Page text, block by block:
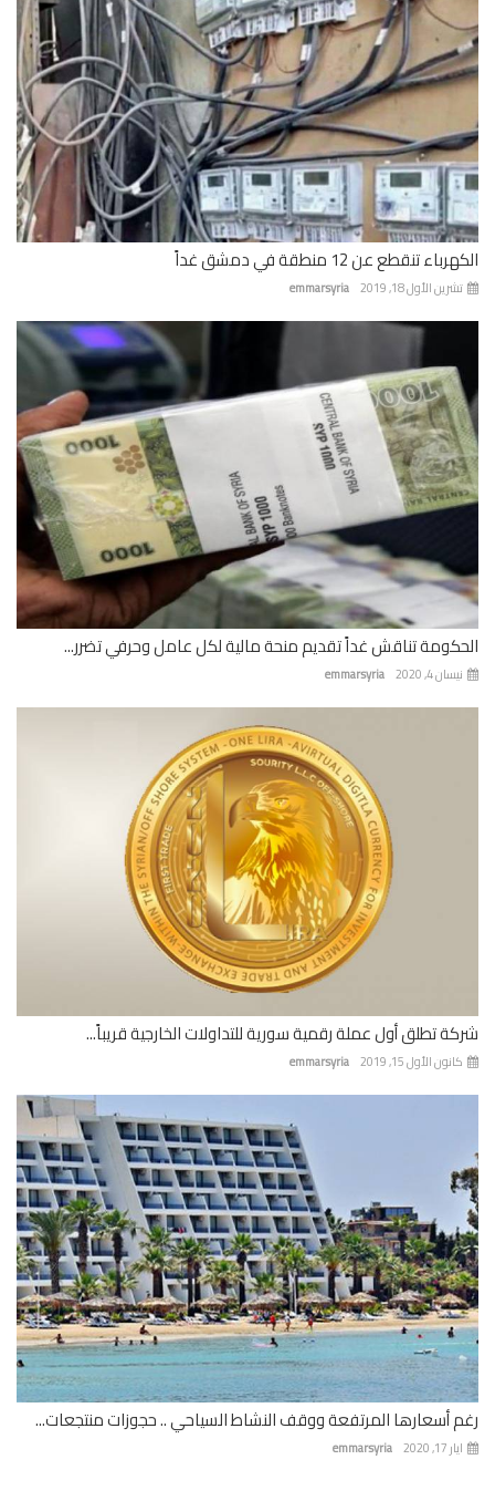
تنقطع عن 12 منطقة في دمشق غداً
emmarsyria الأول 18, 2019
تناقش غداً تقديم منحة مالية لكل عامل وحرفي تضرر...
emmarsyria 4, 2020
تطلق أول عملة رقمية سورية للتداولات الخارجية قريباً...
emmarsyria الأول 15, 2019
أسعارها المرتفعة ووقف النشاط السياحي .. حجوزات منتجعات...
emmarsyria